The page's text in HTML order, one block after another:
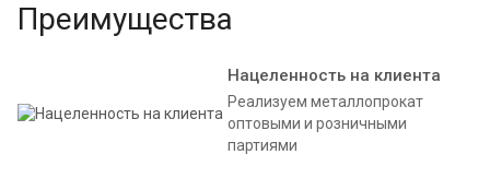
Преимущества
Нацеленность на клиента
Реализуем металлопрокат
оптовыми и розничными
партиями